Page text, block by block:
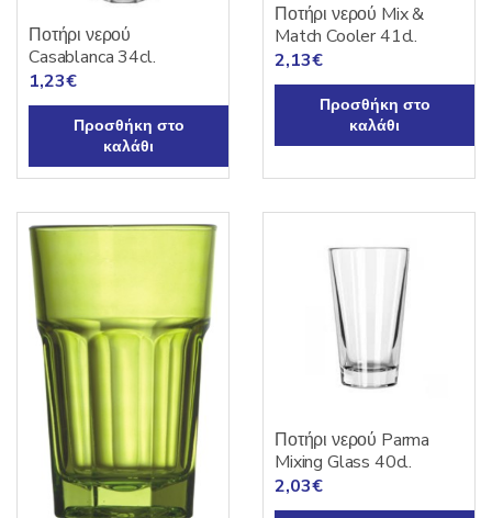
Ποτήρι νερού
Casablanca 34cl.
1,23€
Προσθήκη στο
καλάθι
Ποτήρι νερού Mix &
Match Cooler 41cl.
2,13€
Προσθήκη στο
καλάθι
Ποτήρι νερού Parma
Mixing Glass 40cl.
2,03€